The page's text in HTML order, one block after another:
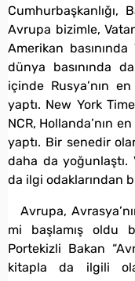
Cumhurbaşkanlığı,
Avrupa bizimle,
Amerikan
dünya basınında
içinde Rusya’nın
yaptı. New York
NCR, Hollanda’nın
yaptı. Bir senedir
daha da yoğunlaştı.
da ilgi odaklarından
Avrupa,
mi başlamış oldu
Portekizli Bakan
kitapla da ilgili